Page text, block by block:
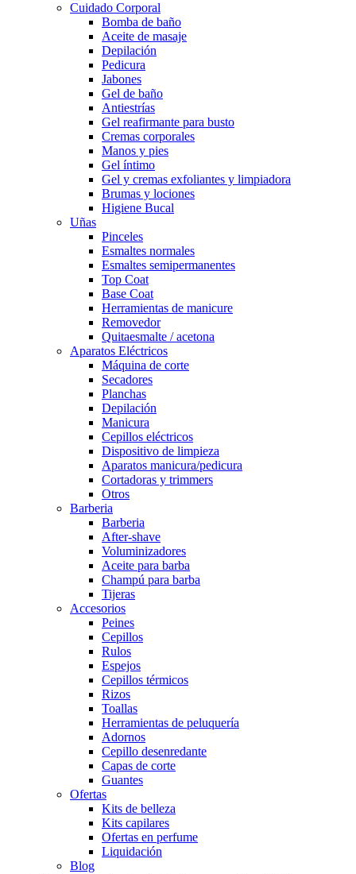
Cuidado Corporal
Bomba de baño
Aceite de masaje
Depilación
Pedicura
Jabones
Gel de baño
Antiestrías
Gel reafirmante para busto
Cremas corporales
Manos y pies
Gel íntimo
Gel y cremas exfoliantes y limpiadora
Brumas y lociones
Higiene Bucal
Uñas
Pinceles
Esmaltes normales
Esmaltes semipermanentes
Top Coat
Base Coat
Herramientas de manicure
Removedor
Quitaesmalte / acetona
Aparatos Eléctricos
Máquina de corte
Secadores
Planchas
Depilación
Manicura
Cepillos eléctricos
Dispositivo de limpieza
Aparatos manicura/pedicura
Cortadoras y trimmers
Otros
Barberia
Barberia
After-shave
Voluminizadores
Aceite para barba
Champú para barba
Tijeras
Accesorios
Peines
Cepillos
Rulos
Espejos
Cepillos térmicos
Rizos
Toallas
Herramientas de peluquería
Adornos
Cepillo desenredante
Capas de corte
Guantes
Ofertas
Kits de belleza
Kits capilares
Ofertas en perfume
Liquidación
Blog